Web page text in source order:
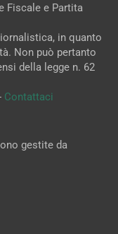
Fiscale e Partita
in quanto
Non può pertanto
della legge n. 62
Contattaci
gestite da